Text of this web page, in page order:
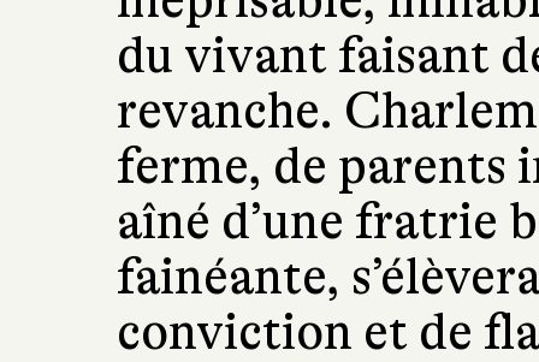
du vivant faisant
revanche.
ferme, de parents
aîné d’une fratrie
fainéante,
conviction et de